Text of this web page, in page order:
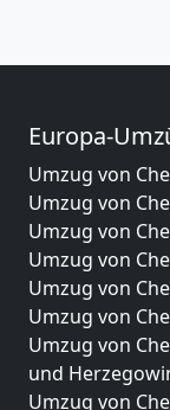
Europa-
Umzug von
Umzug von
Umzug von
Umzug von
Umzug von
Umzug von
Umzug von
und
Umzug von